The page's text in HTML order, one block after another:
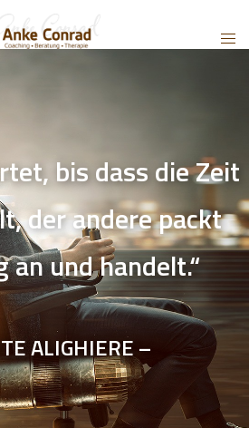
bis dass die Zeit
der andere packt
und handelt.“
ALIGHIERE –